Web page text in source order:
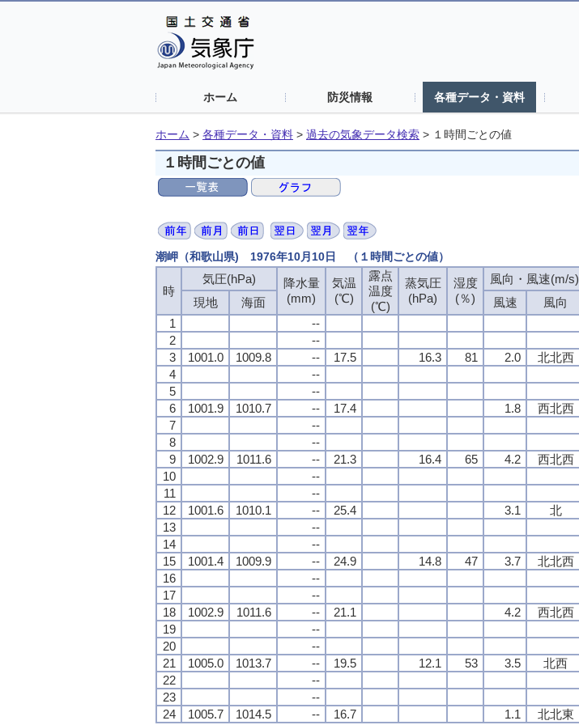
ホーム 防災情報 各種データ・資料
ホーム > 各種データ・資料 > 過去の気象データ検索 > １時間ごとの値
１時間ごとの値
潮岬（和歌山県) 1976年10月10日 （１時間ごとの値）
時
気圧(hPa)
降水量
(mm)
気温
(℃)
露点
温度
(℃)
蒸気圧
(hPa)
湿度
(％)
風向・風速(m/s)
現地 海面 風速 風向
1
--
2
--
3
1001.0 1009.8 -- 17.5 16.3 81 2.0 北北西
4
--
5
--
6
1001.9 1010.7 -- 17.4 1.8 西北西
7
--
8
--
9
1002.9 1011.6 -- 21.3 16.4 65 4.2 西北西
10
--
11
--
12
1001.6 1010.1 -- 25.4 3.1 北
13
--
14
--
15
1001.4 1009.9 -- 24.9 14.8 47 3.7 北北西
16
--
17
--
18
1002.9 1011.6 -- 21.1 4.2 西北西
19
--
20
--
21
1005.0 1013.7 -- 19.5 12.1 53 3.5 北西
22
--
23
--
24
1005.7 1014.5 -- 16.7 1.1 北北東